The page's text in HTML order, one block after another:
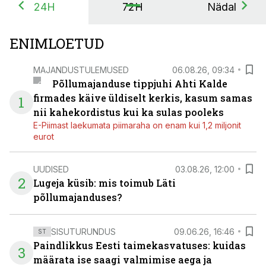
24H 72H Nädal
ENIMLOETUD
1
MAJANDUSTULEMUSED 06.08.26, 09:34
Põllumajanduse tippjuhi Ahti Kalde
firmades käive üldiselt kerkis, kasum samas
nii kahekordistus kui ka sulas pooleks
E-Piimast laekumata piimaraha on enam kui 1,2 miljonit
eurot
2
UUDISED 03.08.26, 12:00
Lugeja küsib: mis toimub Läti
põllumajanduses?
3
ST SISUTURUNDUS 09.06.26, 16:46
Paindlikkus Eesti taimekasvatuses: kuidas
määrata ise saagi valmimise aega ja